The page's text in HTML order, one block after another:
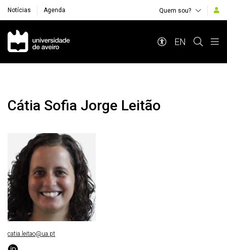
Notícias Agenda Quem sou?
Navegação Principal
EN
Cátia Sofia Jorge Leitão
catia.leitao@ua.pt